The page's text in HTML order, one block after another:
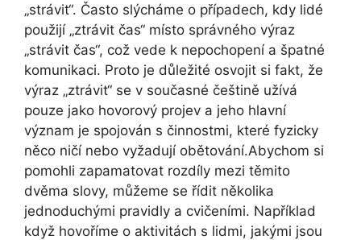
„strávit“. Často slýcháme o případech, kdy lidé
použijí „ztrávit čas“ místo správného výraz
„strávit čas“, což vede k nepochopení a špatné
komunikaci. Proto je důležité osvojit si fakt, že
výraz „ztrávit“ se v současné češtině užívá
pouze jako hovorový projev a jeho hlavní
význam je spojován s činnostmi, které fyzicky
něco ničí nebo vyžadují obětování.Abychom si
pomohli zapamatovat rozdíly mezi těmito
dvěma slovy, můžeme se řídit několika
jednoduchými pravidly a cvičeními. Například
když hovoříme o aktivitách s lidmi, jakými jsou